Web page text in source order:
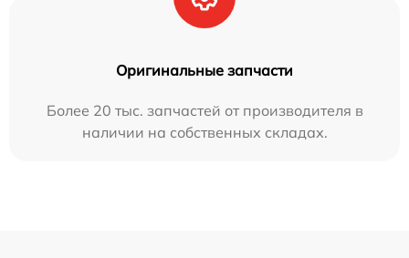
Оригинальные запчасти
Более 20 тыс. запчастей от производителя в
наличии на собственных складах.